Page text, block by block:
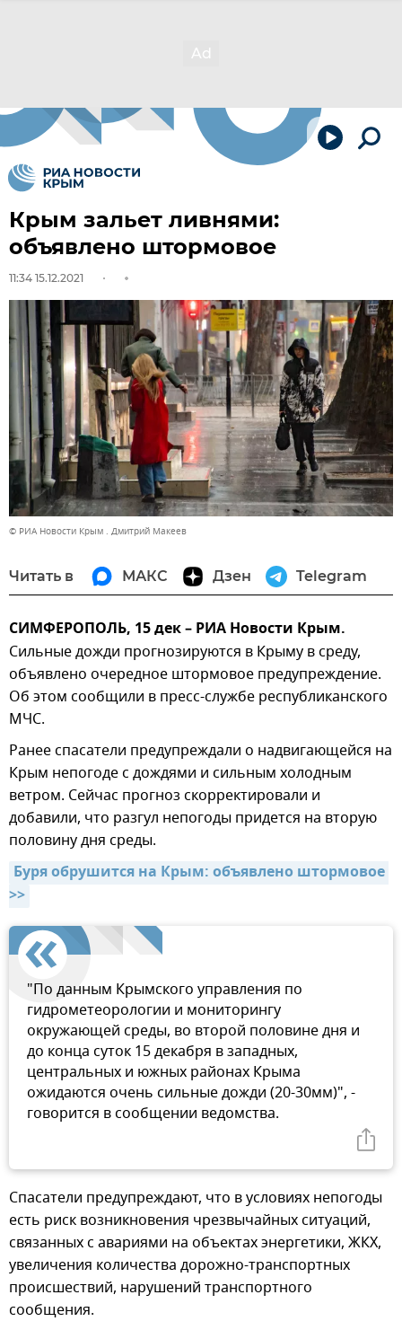
Крым зальет ливнями:
объявлено штормовое
11:34 15.12.2021
© РИА Новости Крым . Дмитрий Макеев
Читать в МАКС Дзен Telegram
СИМФЕРОПОЛЬ, 15 дек – РИА Новости Крым.
Сильные дожди прогнозируются в Крыму в среду,
объявлено очередное штормовое предупреждение.
Об этом сообщили в пресс-службе республиканского
МЧС.
Ранее спасатели предупреждали о надвигающейся на
Крым непогоде с дождями и сильным холодным
ветром. Сейчас прогноз скорректировали и
добавили, что разгул непогоды придется на вторую
половину дня среды.
Буря обрушится на Крым: объявлено штормовое
>>
"По данным Крымского управления по
гидрометеорологии и мониторингу
окружающей среды, во второй половине дня и
до конца суток 15 декабря в западных,
центральных и южных районах Крыма
ожидаются очень сильные дожди (20-30мм)", -
говорится в сообщении ведомства.
Спасатели предупреждают, что в условиях непогоды
есть риск возникновения чрезвычайных ситуаций,
связанных с авариями на объектах энергетики, ЖКХ,
увеличения количества дорожно-транспортных
происшествий, нарушений транспортного
сообщения.